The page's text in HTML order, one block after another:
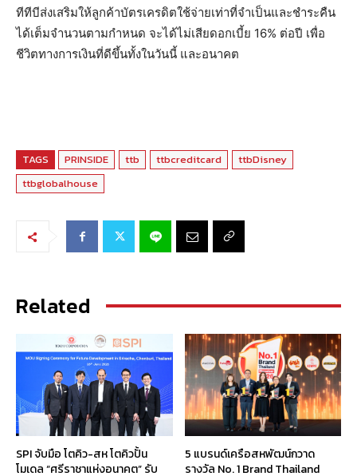
ทีทีบีส่งเสริมให้ลูกค้าบัตรเครดิตใช้จ่ายเท่าที่จำเป็นและชำระคืน
ได้เต็มจำนวนตามกำหนด จะได้ไม่เสียดอกเบี้ย 16% ต่อปี เพื่อ
ชีวิตทางการเงินที่ดีขึ้นทั้งในวันนี้ และอนาคต
TAGS PRINSIDE ttb ttbcreditcard
ttbDisney
ttbglobalhouse
Related
SPI จับมือ โตคิว-สห โตคิวปั้น
โมเดล “ศรีราชาแห่งอนาคต” รับ
5 แบรนด์เครือสหพัฒน์กวาด
รางวัล No. 1 Brand Thailand